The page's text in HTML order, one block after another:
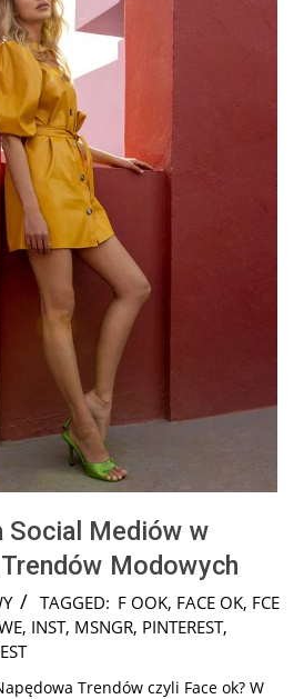
Social Mediów w
Modowych
TAGGED: F OOK, FACE OK, FCE
, INST, MSNGR, PINTEREST,
Trendów czyli Face ok? W